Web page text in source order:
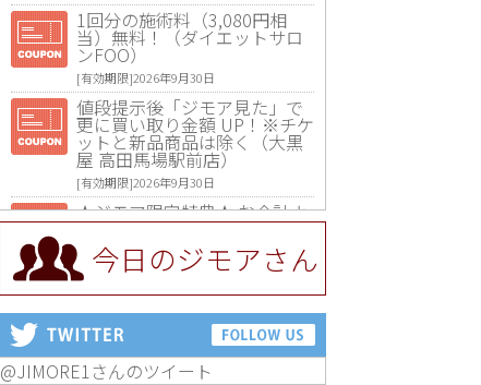
1回分の施術料（3,080円相
当）無料！（ダイエットサロ
ンFOO）
[有効期限]2026年9月30日
値段提示後「ジモア見た」で
更に買い取り金額 UP！※チケ
ットと新品商品は除く（大黒
屋 高田馬場駅前店）
[有効期限]2026年9月30日
★ジモア限定特典★ お会計よ
り全品5％OFF（ナチュラル＆
ハンドメイドショップ［マキ
マキ］）
[有効期限]2026年9月30日まで
【ジモア限定①】初回割引 特
価 VIO脱毛11,000円⇒8,800円
（メンズ専門ワックス脱毛サ
ロン Mickle（ミックル））
今日のジモアさん
@JIMORE1さんのツイート